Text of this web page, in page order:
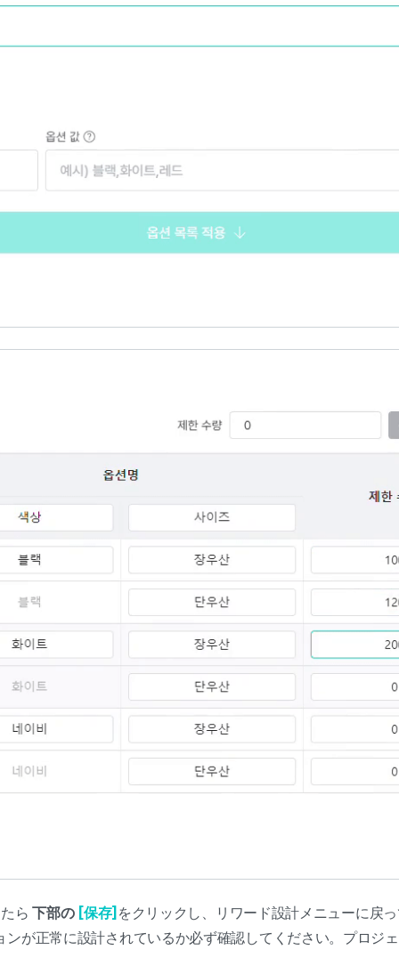
ら 下部の [保存] をクリックし、リワード設計メニューに戻
ンが正常に設計されているか必ず確認してください。プロジ